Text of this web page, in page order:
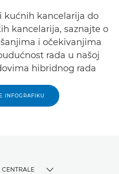
kućnih kancelarija do
kancelarija, saznajte o
i očekivanjima
rada u našoj
hibridnog rada
INFOGRAFIKU